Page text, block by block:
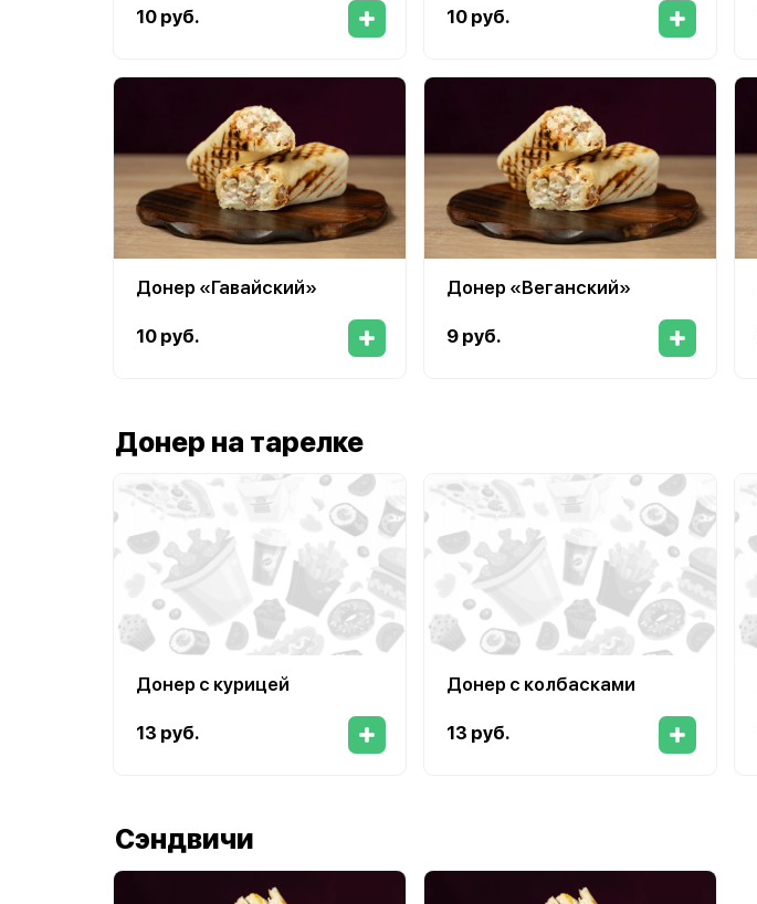
10 руб. 10 руб.
Донер «Гавайский»
10 руб.
Донер «Веганский»
9 руб.
Донер на тарелке
Донер с курицей
13 руб.
Донер с колбасками
13 руб.
Сэндвичи